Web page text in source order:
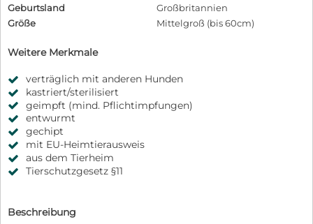
Geburtsland
Großbritannien
Größe
Mittelgroß (bis 60cm)
Weitere Merkmale
verträglich mit anderen Hunden
kastriert/sterilisiert
geimpft (mind. Pflichtimpfungen)
entwurmt
gechipt
mit EU-Heimtierausweis
aus dem Tierheim
Tierschutzgesetz §11
Beschreibung